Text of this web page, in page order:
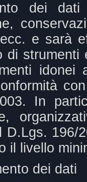
dei
e sarà
di strumenti
idonei
In
D.Lgs. 196/
il livello
dei dati